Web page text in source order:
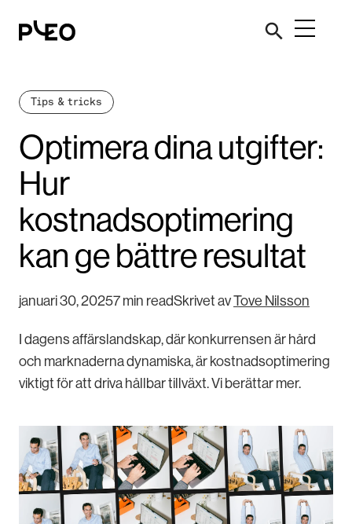
Tips & tricks
Optimera dina utgifter:
Hur
kostnadsoptimering
kan ge bättre resultat
januari 30, 20257 min readSkrivet avTove Nilsson
I dagens affärslandskap, där konkurrensen är hård
och marknaderna dynamiska, är kostnadsoptimering
viktigt för att driva hållbar tillväxt. Vi berättar mer.